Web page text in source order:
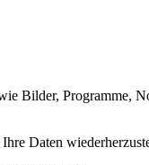
Bilder, Programme,
Daten